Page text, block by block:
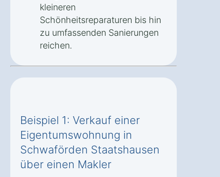
kleineren
Schönheitsreparaturen bis hin
zu umfassenden Sanierungen
reichen.
Beispiel 1: Verkauf einer
Eigentumswohnung in
Schwaförden Staatshausen
über einen Makler